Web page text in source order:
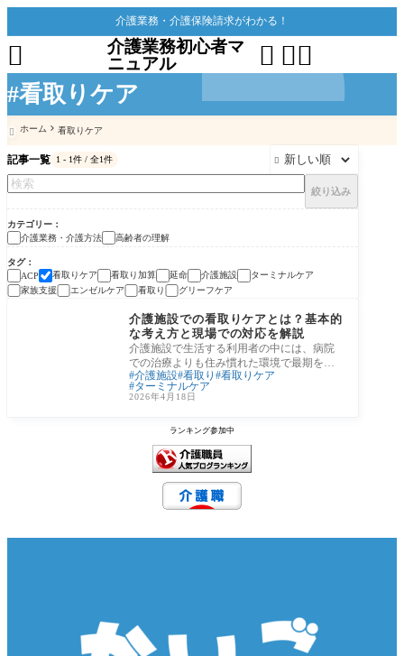
#看取りケア
介護業務・介護保険請求がわかる！
介護業務初心者マ
ニュアル
 

 ホーム 看取りケア
記事一覧 1 - 1件 / 全1件 
絞り込み
カテゴリー
介護業務・介護方法
高齢者の理解
タグ
ACP
看取りケア 看取り加算 延命 介護施設
ターミナルケア
家族支援
エンゼルケア 看取り グリーフケア
介護業務・介護方法
介護施設での看取りケアとは？基本的
な考え方と現場での対応を解説
介護施設で生活する利用者の中には、病院
での治療よりも住み慣れた環境で最期を迎
えることを望む方が少なくありません。
「看取り
介護施設 看取り
看取りケア
ターミナルケア
2026年4月18日
ランキング参加中